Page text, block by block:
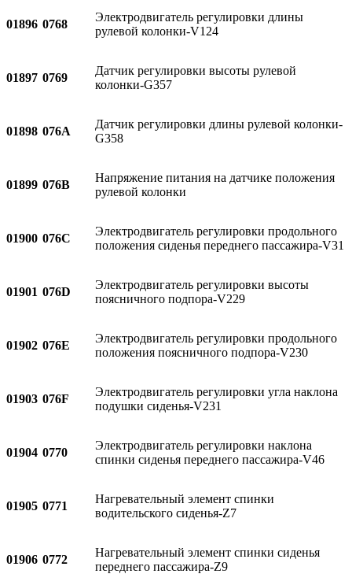
01896 0768
Электродвигатель регулировки длины
рулевой колонки-V124
01897 0769
Датчик регулировки высоты рулевой
колонки-G357
01898 076A
Датчик регулировки длины рулевой колонки-
G358
01899 076B
Напряжение питания на датчике положения
рулевой колонки
01900 076C
Электродвигатель регулировки продольного
положения сиденья переднего пассажира-V31
01901 076D
Электродвигатель регулировки высоты
поясничного подпора-V229
01902 076E
Электродвигатель регулировки продольного
положения поясничного подпора-V230
01903 076F
Электродвигатель регулировки угла наклона
подушки сиденья-V231
01904 0770
Электродвигатель регулировки наклона
спинки сиденья переднего пассажира-V46
01905 0771
Нагревательный элемент спинки
водительского сиденья-Z7
01906 0772
Нагревательный элемент спинки сиденья
переднего пассажира-Z9